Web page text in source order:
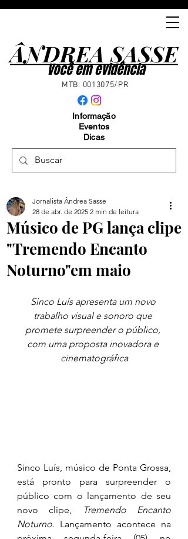
ÂNDREA SASSE
ÂNDREA SASSE
Você em evidência
MTB: 0013075/PR
Informação
Eventos
Dicas
Músico de PG lança clipe
"Tremendo Encanto
Noturno"em maio
Jornalista Ândrea Sasse
28 de abr. de 2025 2 min de leitura
Sinco Luís apresenta um novo
trabalho visual e sonoro que
promete surpreender o público,
com uma proposta inovadora e
cinematográfica
Sinco Luís, músico de Ponta Grossa,
está pronto para surpreender o
público com o lançamento de seu
novo clipe,
Tremendo Encanto
Noturno. Lançamento acontece na